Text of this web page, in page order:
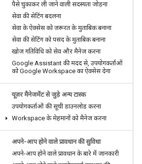
पैसे चुकाकर ली जाने वाली सदस्यता जोड़ना
सेवा की सेटिंग बदलना
सेवा के ऐक्सेस को ज़रूरत के मुताबिक बनाना
सेवा की सेटिंग को पसंद के मुताबिक बनाना
खोज गतिविधि को सेव और मैनेज करना
Google Assistant की मदद से, उपयोगकर्ताओं
को Google Workspace का ऐक्सेस देना
यूज़र मैनेजमेंट से जुड़े अन्य टास्क
उपयोगकर्ताओं की सूची डाउनलोड करना
Workspace के मेहमानों को मैनेज करना
अपने-आप होने वाले प्रावधान की सुविधा
अपने-आप होने वाले प्रावधान के बारे में जानकारी